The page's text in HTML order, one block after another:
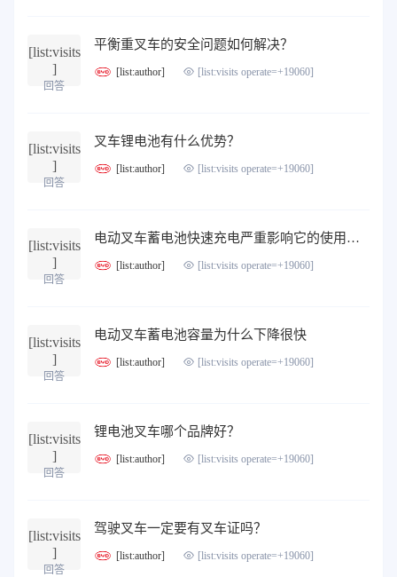
[list:visits
]
回答
平衡重叉车的安全问题如何解决？
[list:author] [list:visits operate=+19060]
[list:visits
]
回答
叉车锂电池有什么优势？
[list:author] [list:visits operate=+19060]
[list:visits
]
回答
电动叉车蓄电池快速充电严重影响它的使用寿命
[list:author] [list:visits operate=+19060]
[list:visits
]
回答
电动叉车蓄电池容量为什么下降很快
[list:author] [list:visits operate=+19060]
[list:visits
]
回答
锂电池叉车哪个品牌好？
[list:author] [list:visits operate=+19060]
[list:visits
]
回答
驾驶叉车一定要有叉车证吗？
[list:author] [list:visits operate=+19060]